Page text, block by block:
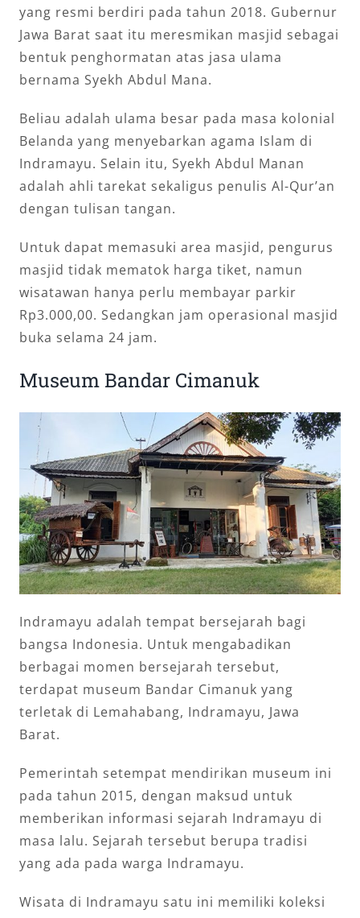
yang resmi berdiri pada tahun 2018. Gubernur
Jawa Barat saat itu meresmikan masjid sebagai
bentuk penghormatan atas jasa ulama
bernama Syekh Abdul Mana.
Beliau adalah ulama besar pada masa kolonial
Belanda yang menyebarkan agama Islam di
Indramayu. Selain itu, Syekh Abdul Manan
adalah ahli tarekat sekaligus penulis Al-Qur’an
dengan tulisan tangan.
Untuk dapat memasuki area masjid, pengurus
masjid tidak mematok harga tiket, namun
wisatawan hanya perlu membayar parkir
Rp3.000,00. Sedangkan jam operasional masjid
buka selama 24 jam.
Museum Bandar Cimanuk
Indramayu adalah tempat bersejarah bagi
bangsa Indonesia. Untuk mengabadikan
berbagai momen bersejarah tersebut,
terdapat museum Bandar Cimanuk yang
terletak di Lemahabang, Indramayu, Jawa
Barat.
Pemerintah setempat mendirikan museum ini
pada tahun 2015, dengan maksud untuk
memberikan informasi sejarah Indramayu di
masa lalu. Sejarah tersebut berupa tradisi
yang ada pada warga Indramayu.
Wisata di Indramayu satu ini memiliki koleksi